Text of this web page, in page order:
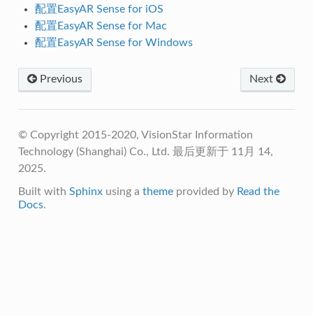
配置EasyAR Sense for iOS
配置EasyAR Sense for Mac
配置EasyAR Sense for Windows
Next
Previous
© Copyright 2015-2020, VisionStar Information
Technology (Shanghai) Co., Ltd. 最后更新于 11月 14,
2025.
Built with Sphinxusing a themeprovided by Read the
Docs.